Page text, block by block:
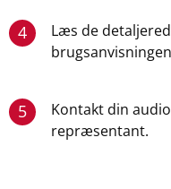
4
Læs de
5
Kontakt din
repræsentant.